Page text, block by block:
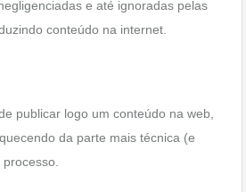
e até ignoradas pelas
conteúdo na internet.
publicar logo um conteúdo na web,
da parte mais técnica (e